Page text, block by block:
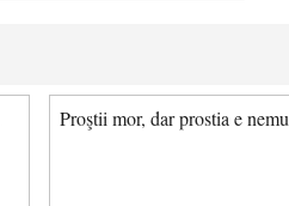
Proştii mor, dar prostia e